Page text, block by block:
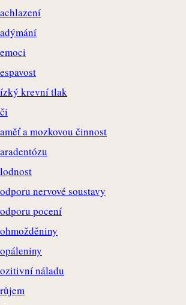
krevní tlak
a mozkovou činnost
nervové soustavy
pocení
náladu